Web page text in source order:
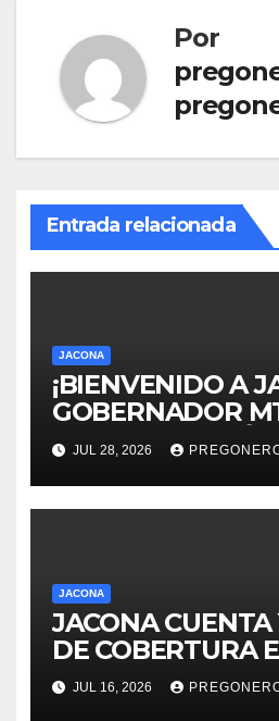
Por
Entrada relacionada
JACONA
¡BIENVENIDO A
GOBERNADOR
ALFREDO
BEDOLLA!
JUL 28, 2026
JACONA
JACONA CUENTA
DE COBERTURA
DE
ALUMBRADO
JUL 16, 2026